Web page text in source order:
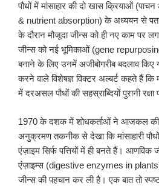
पौधों में मांसाहार की दो खास क्रियाओं
& nutrient absorption) के अध्ययन से
के दौरान मौजूदा जीन्स को ही नए काम पर
जीन्स को नई भूमिकाओं (gene
बनाने के लिए उनमें अजीबोगरीब बदलाव किए
करने वाले विशेषज्ञ विक्टर अल्बर्ट कहते हैं कि
में दरअसल पौधों की सहस्राब्दियों पुरानी रक्षा
1970 के दशक में शोधकर्ताओं ने आजकल की
अनुक्रमण तकनीक से देखा कि मांसाहारी
एंज़ाइम सिर्फ पत्तियों में ही बनते हैं। आणविक
एंज़ाइम्स (digestive enzymes in
जीन्स की पहचान कर ली है। एक बात तो